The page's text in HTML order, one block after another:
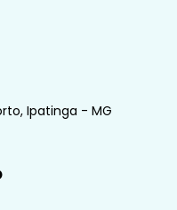
Ipatinga - MG